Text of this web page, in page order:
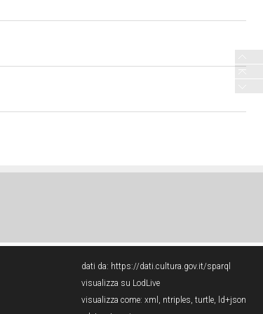
dati da: https://dati.cultura.gov.it/sparql
visualizza su LodLive
visualizza come: xml , ntriples, turtle, ld+json